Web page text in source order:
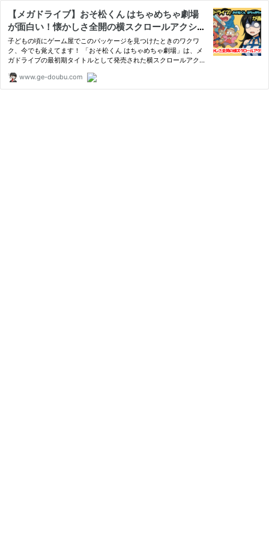
【メガドライブ】おそ松くん はちゃめちゃ劇場
が面白い！懐かしさ全開の横スクロールアクショ
ン！
子どもの頃にゲーム屋でこのパッケージを見つけたときのワクワ
ク、今でも覚えてます！ 「おそ松くん はちゃめちゃ劇場」は、メ
ガドライブの最初期タイトルとして発売された横スクロールアクシ
www.ge-doubu.com